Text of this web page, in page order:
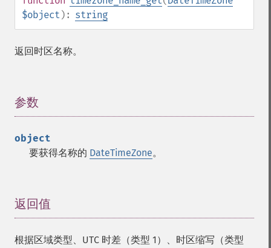
$object ): string
返回时区名称。
参数
object
要获得名称的 DateTimeZone。
返回值
根据区域类型、UTC 时差（类型 1）、时区缩写（类型